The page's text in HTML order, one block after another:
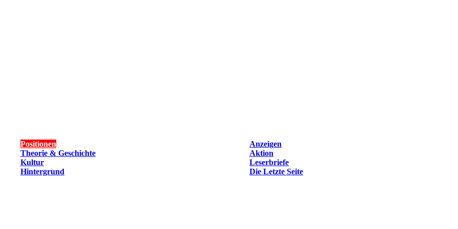
Positionen
Anzeigen
Theorie & Geschichte
Aktion
Kultur
Leserbriefe
Hintergrund Die Letzte Seite